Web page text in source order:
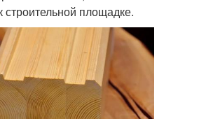
строительной площадке.